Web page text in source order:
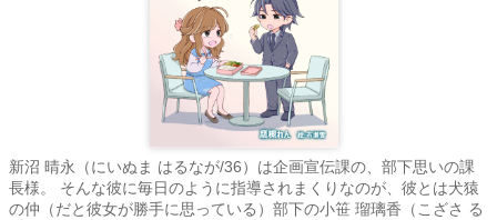
新沼 晴永（にいぬま はるなが/36）は企画宣伝課の、部下思いの課
長様。 そんな彼に毎日のように指導されまくりなのが、彼とは犬猿
の仲（だと彼女が勝手に思っている）部下の小笹 瑠璃香（こざさ る